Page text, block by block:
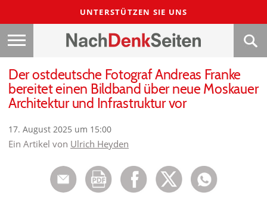
UNTERSTÜTZEN SIE UNS
Der ostdeutsche Fotograf Andreas Franke
bereitet einen Bildband über neue Moskauer
Architektur und Infrastruktur vor
17. August 2025 um 15:00
Ein Artikel von Ulrich Heyden